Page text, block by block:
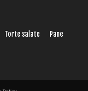
Torte salate
Pane